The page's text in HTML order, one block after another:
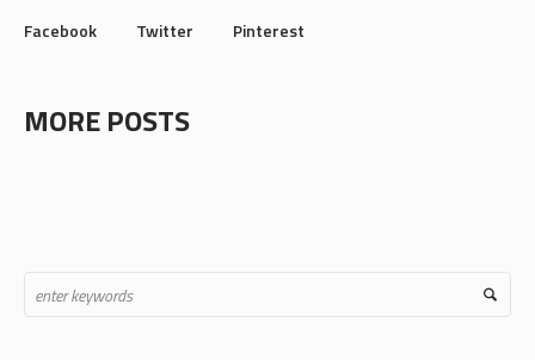
Facebook Twitter Pinterest
MORE POSTS